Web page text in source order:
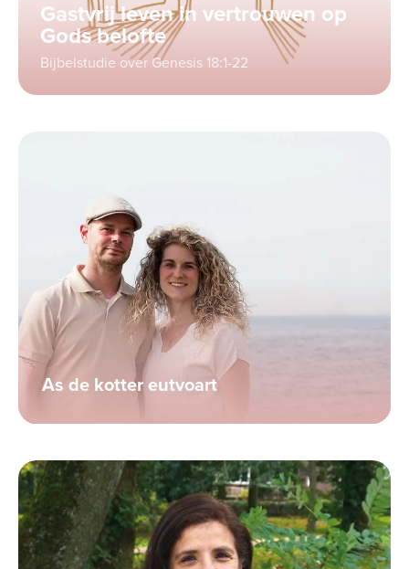
Gastvrij leven in vertrouwen op
Gods belofte
Bijbelstudie over Genesis 18:1-22
As de kotter eutvoart